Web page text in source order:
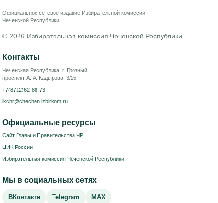
Официальное сетевое издание Избирательной комиссии
Чеченской Республики
© 2026 Избирательная комиссия Чеченской Республики
Контакты
Чеченская Республика, г. Грозный,
проспект А. А. Кадырова, 3/25
+7(8712)62-88-73
ikchr@chechen.izbirkom.ru
Официальные ресурсы
Сайт Главы и Правительства ЧР
ЦИК России
Избирательная комиссия Чеченской Республики
Мы в социальных сетях
ВКонтакте Telegram MAX